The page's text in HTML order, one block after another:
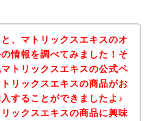
、マトリックスエキスのオ
情報を調べてみました！そ
トリックスエキスの公式ペ
リックスエキスの商品がお
することができましたよ♪
ックスエキスの商品に興味